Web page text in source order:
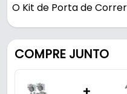
O Kit de Porta de
busca um sistema
qualidade e
amplamente utilizado
um deslizamento
COMPRE JUNTO